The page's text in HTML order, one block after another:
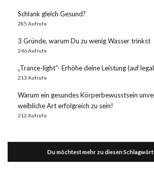
Schlank gleich Gesund?
285 Aufrufe
3 Gründe, warum Du zu wenig Wasser trinkst
246 Aufrufe
„Trance-light“- Erhöhe deine Leistung (auf
213 Aufrufe
Warum ein gesundes Körperbewusstsein
weibliche Art erfolgreich zu sein!
212 Aufrufe
Du möchtest mehr zu diesen